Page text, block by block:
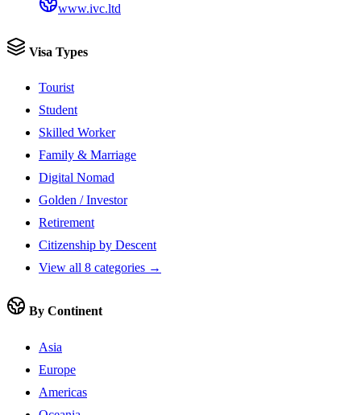
www.ivc.ltd
Visa Types
Tourist
Student
Skilled Worker
Family & Marriage
Digital Nomad
Golden / Investor
Retirement
Citizenship by Descent
View all 8 categories →
By Continent
Asia
Europe
Americas